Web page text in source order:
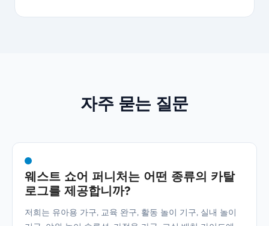
자주 묻는 질문
웨스트 쇼어 퍼니처는 어떤 종류의 카탈
로그를 제공합니까?
저희는 유아용 가구, 교육 완구, 활동 놀이 기구, 실내 놀이